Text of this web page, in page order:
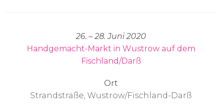
26. – 28. Juni 2020
Handgemacht-Markt in Wustrow auf dem
Fischland/Darß
Ort
Strandstraße, Wustrow/Fischland-Darß